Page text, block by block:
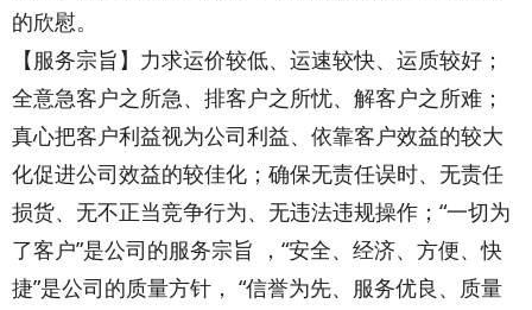
的欣慰。
【服务宗旨】力求运价较低、运速较快、运质较好；
全意急客户之所急、排客户之所忧、解客户之所难；
真心把客户利益视为公司利益、依靠客户效益的较大
化促进公司效益的较佳化；确保无责任误时、无责任
损货、无不正当竞争行为、无违法违规操作；“一切为
了客户”是公司的服务宗旨 ，“安全、经济、方便、快
捷”是公司的质量方针， “信誉为先、服务优良、质量